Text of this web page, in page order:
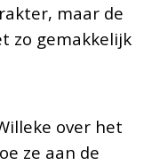
maar de
zo gemakkelijk
over het
ze aan de